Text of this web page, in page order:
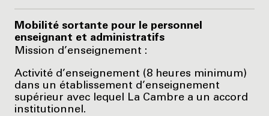
Mobilité sortante pour le personnel
enseignant et administratifs
Mission d’enseignement :
Activité d’enseignement (8 heures minimum)
dans un établissement d’enseignement
supérieur avec lequel La Cambre a un accord
institutionnel.